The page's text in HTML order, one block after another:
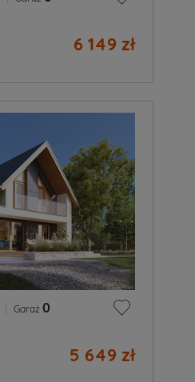
6 149 zł
Garaż 0
5 649 zł